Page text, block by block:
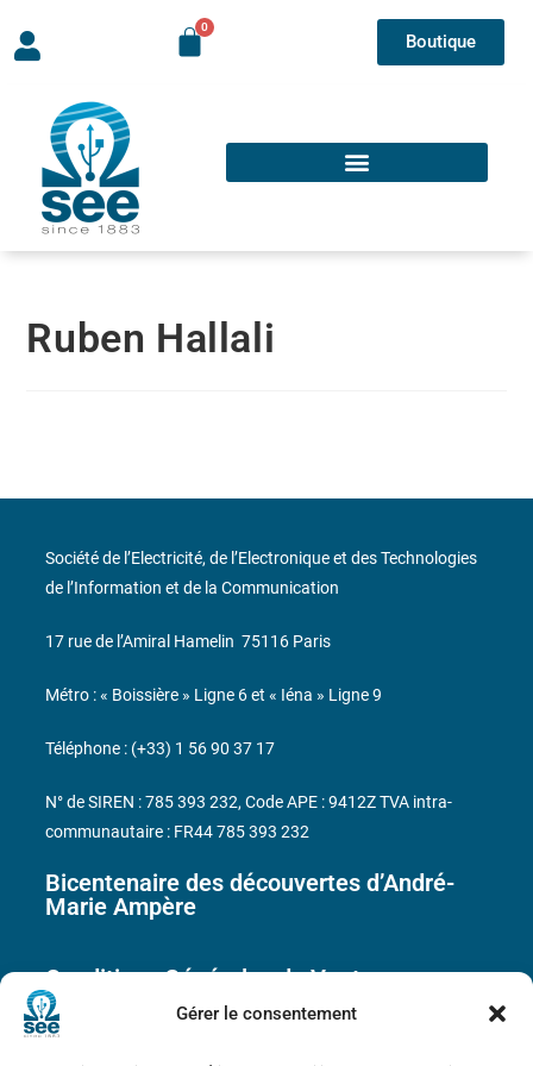
Gérer le consentement
Boutique
Ruben Hallali
Bicentenaire des découvertes d’André-
Marie Ampère
Conditions Générales de Vente
Société de l’Electricité, de l’Electronique et des Technologies
de l’Information et de la Communication
17 rue de l’Amiral Hamelin 75116 Paris
Métro : « Boissière » Ligne 6 et « Iéna » Ligne 9
Téléphone : (+33) 1 56 90 37 17
N° de SIREN : 785 393 232, Code APE : 9412Z TVA intra-
communautaire : FR44 785 393 232